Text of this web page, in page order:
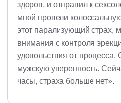
здоров, и отправил к
мной провели
этот парализующий страх,
внимания с контроля
удовольствия от процесса.
мужскую уверенность.
часы, страха больше нет».